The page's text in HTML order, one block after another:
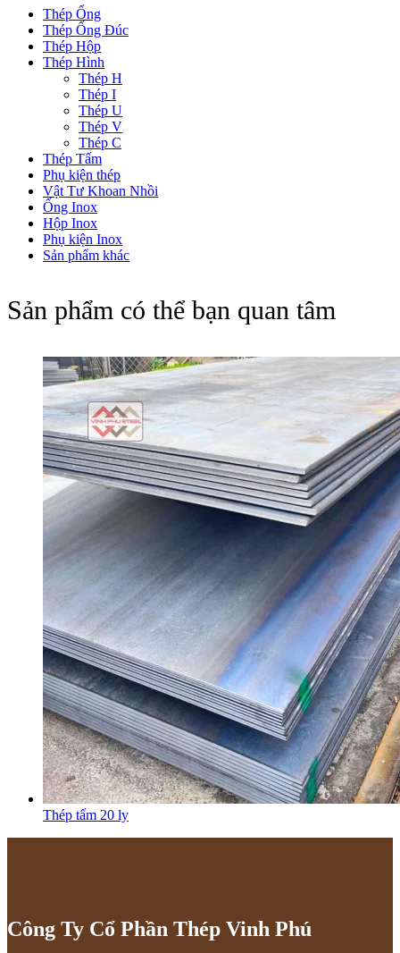
Thép Ống
Thép Ống Đúc
Thép Hộp
Thép Hình
Thép H
Thép I
Thép U
Thép V
Thép C
Thép Tấm
Phụ kiện thép
Vật Tư Khoan Nhồi
Ống Inox
Hộp Inox
Phụ kiện Inox
Sản phẩm khác
Sản phẩm có thể bạn quan tâm
Thép tấm 20 ly
Công Ty Cổ Phần Thép Vinh Phú